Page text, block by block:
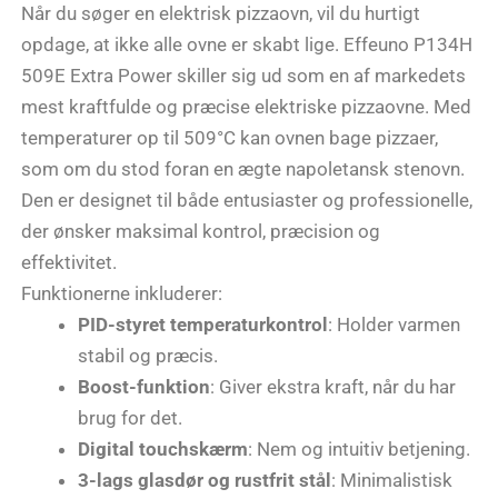
Når du søger en elektrisk pizzaovn, vil du hurtigt
opdage, at ikke alle ovne er skabt lige. Effeuno P134H
509E Extra Power skiller sig ud som en af markedets
mest kraftfulde og præcise elektriske pizzaovne. Med
temperaturer op til 509°C kan ovnen bage pizzaer,
som om du stod foran en ægte napoletansk stenovn.
Den er designet til både entusiaster og professionelle,
der ønsker maksimal kontrol, præcision og
effektivitet.
Funktionerne inkluderer:
PID-styret temperaturkontrol : Holder varmen
stabil og præcis.
Boost-funktion: Giver ekstra kraft, når du har
brug for det.
Digital touchskærm: Nem og intuitiv betjening.
3-lags glasdør og rustfrit stål : Minimalistisk